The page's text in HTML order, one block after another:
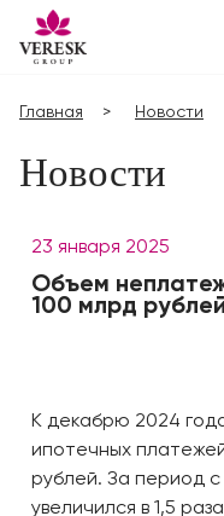
Главная Новости
Новости
23 января 2025
Объем
100 млрд рублей
К декабрю 2024
ипотечных
рублей. За период с
увеличился в 1,5